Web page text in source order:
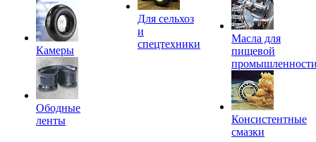
Камеры
Ободные
ленты
Для сельхоз
и
спецтехники
Масла для
пищевой
Консистентные
смазки